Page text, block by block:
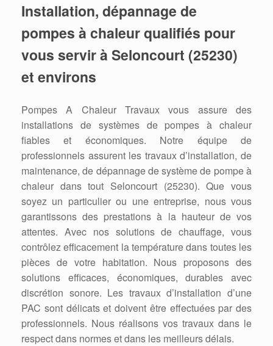
Installation, dépannage de
pompes à chaleur qualifiés pour
vous servir à Seloncourt (25230)
et environs
Pompes A Chaleur Travaux vous assure des
installations de systèmes de pompes à chaleur
fiables et économiques. Notre équipe de
professionnels assurent les travaux d’installation, de
maintenance, de dépannage de système de pompe à
chaleur dans tout Seloncourt (25230). Que vous
soyez un particulier ou une entreprise, nous vous
garantissons des prestations à la hauteur de vos
attentes. Avec nos solutions de chauffage, vous
contrôlez efficacement la température dans toutes les
pièces de votre habitation. Nous proposons des
solutions efficaces, économiques, durables avec
discrétion sonore. Les travaux d’installation d’une
PAC sont délicats et doivent être effectuées par des
professionnels. Nous réalisons vos travaux dans le
respect dans normes et dans les meilleurs délais.